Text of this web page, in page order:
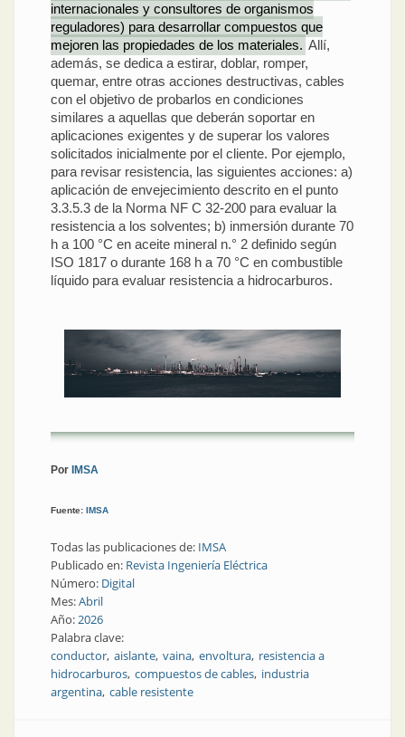
internacionales y consultores de organismos
reguladores) para desarrollar compuestos que
mejoren las propiedades de los materiales. Allí,
además, se dedica a estirar, doblar, romper,
quemar, entre otras acciones destructivas, cables
con el objetivo de probarlos en condiciones
similares a aquellas que deberán soportar en
aplicaciones exigentes y de superar los valores
solicitados inicialmente por el cliente. Por ejemplo,
para revisar resistencia, las siguientes acciones: a)
aplicación de envejecimiento descrito en el punto
3.3.5.3 de la Norma NF C 32-200 para evaluar la
resistencia a los solventes; b) inmersión durante 70
h a 100 °C en aceite mineral n.° 2 definido según
ISO 1817 o durante 168 h a 70 °C en combustible
líquido para evaluar resistencia a hidrocarburos.
Por IMSA
Fuente: IMSA
Todas las publicaciones de: IMSA
Publicado en: Revista Ingeniería Eléctrica
Número: Digital
Mes:Abril
Año:2026
Palabra clave:
conductor aislante vaina envoltura resistencia a
hidrocarburos compuestos de cables industria
argentina cable resistente